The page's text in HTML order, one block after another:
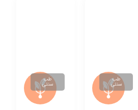
طب
سنتی
طب
سنتی